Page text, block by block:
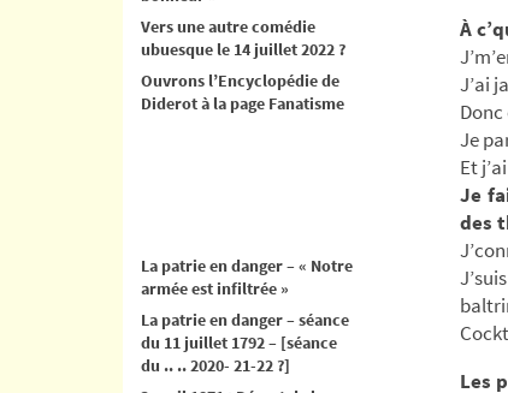
À
J’ai
Donc
Je
Et
Je
des
Les
Vers une autre comédie
ubuesque le 14 juillet 2022 ?
Ouvrons l’Encyclopédie de
Diderot à la page Fanatisme
La patrie en danger – « Notre
armée est infiltrée »
La patrie en danger – séance
du 11 juillet 1792 – [séance
du .. .. 2020- 21-22 ?]